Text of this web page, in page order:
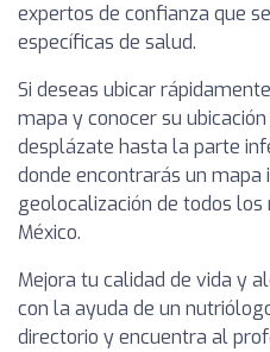
expertos de confianza que
específicas de salud.
Si deseas ubicar
mapa y conocer su
desplázate hasta la parte
donde encontrarás un
geolocalización de todos los
México.
Mejora tu calidad de vida y
con la ayuda de un
directorio y encuentra al